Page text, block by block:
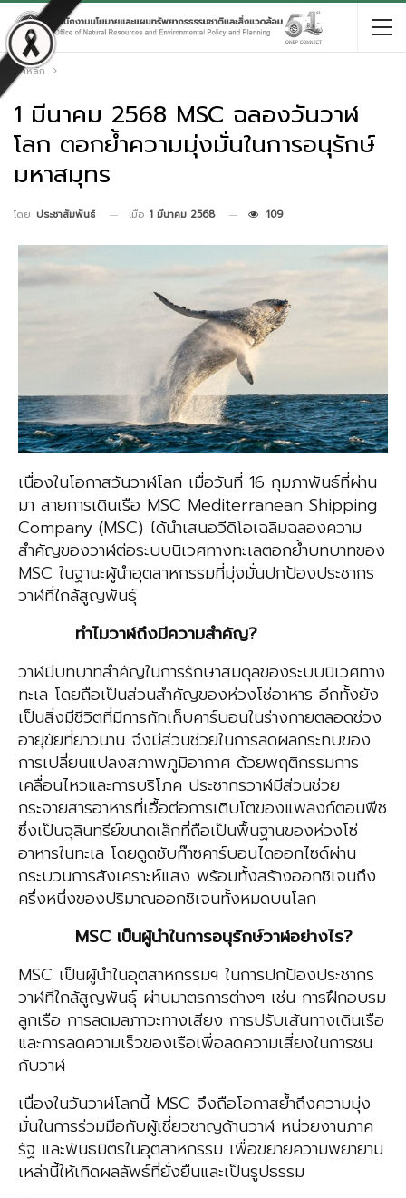
หน้าหลัก
1 มีนาคม 2568 MSC ฉลองวันวาฬ
โลก ตอกย้ำความมุ่งมั่นในการอนุรักษ์
มหาสมุทร
โดย ประชาสัมพันธ์ เมื่อ 1 มีนาคม 2568 109
เนื่องในโอกาสวันวาฬโลก เมื่อวันที่ 16 กุมภาพันธ์ที่ผ่าน
มา สายการเดินเรือ MSC Mediterranean Shipping
Company (MSC) ได้นำเสนอวีดิโอเฉลิมฉลองความ
สำคัญของวาฬต่อระบบนิเวศทางทะเลตอกย้ำบทบาทของ
MSC ในฐานะผู้นำอุตสาหกรรมที่มุ่งมั่นปกป้องประชากร
วาฬที่ใกล้สูญพันธุ์
ทำไมวาฬถึงมีความสำคัญ?
วาฬมีบทบาทสำคัญในการรักษาสมดุลของระบบนิเวศทาง
ทะเล โดยถือเป็นส่วนสำคัญของห่วงโซ่อาหาร อีกทั้งยัง
เป็นสิ่งมีชีวิตที่มีการกักเก็บคาร์บอนในร่างกายตลอดช่วง
อายุขัยที่ยาวนาน จึงมีส่วนช่วยในการลดผลกระทบของ
การเปลี่ยนแปลงสภาพภูมิอากาศ ด้วยพฤติกรรมการ
เคลื่อนไหวและการบริโภค ประชากรวาฬมีส่วนช่วย
กระจายสารอาหารที่เอื้อต่อการเติบโตของแพลงก์ตอนพืช
ซึ่งเป็นจุลินทรีย์ขนาดเล็กที่ถือเป็นพื้นฐานของห่วงโซ่
อาหารในทะเล โดยดูดซับก๊าซคาร์บอนไดออกไซด์ผ่าน
กระบวนการสังเคราะห์แสง พร้อมทั้งสร้างออกซิเจนถึง
ครึ่งหนึ่งของปริมาณออกซิเจนทั้งหมดบนโลก
MSC เป็นผู้นำในการอนุรักษ์วาฬอย่างไร?
MSC เป็นผู้นำในอุตสาหกรรมฯ ในการปกป้องประชากร
วาฬที่ใกล้สูญพันธุ์ ผ่านมาตรการต่างๆ เช่น การฝึกอบรม
ลูกเรือ การลดมลภาวะทางเสียง การปรับเส้นทางเดินเรือ
และการลดความเร็วของเรือเพื่อลดความเสี่ยงในการชน
กับวาฬ
เนื่องในวันวาฬโลกนี้ MSC จึงถือโอกาสย้ำถึงความมุ่ง
มั่นในการร่วมมือกับผู้เชี่ยวชาญด้านวาฬ หน่วยงานภาค
รัฐ และพันธมิตรในอุตสาหกรรม เพื่อขยายความพยายาม
เหล่านี้ให้เกิดผลลัพธ์ที่ยั่งยืนและเป็นรูปธรรม